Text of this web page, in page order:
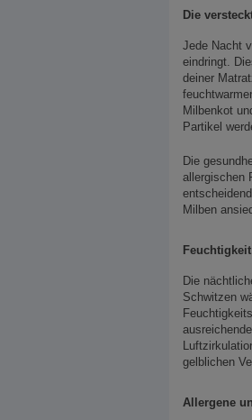
Die
Jede Nacht
eindringt.
deiner
Milbenkot
Partikel
Die
allergischen
Milben
Die
Schwitzen
gelblichen
Allergene